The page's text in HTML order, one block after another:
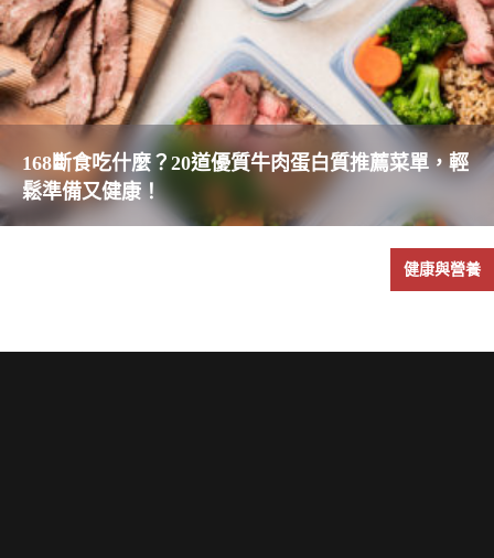
168斷食吃什麼？20道優質牛肉蛋白質推薦菜單，輕
鬆準備又健康！
健康與營養